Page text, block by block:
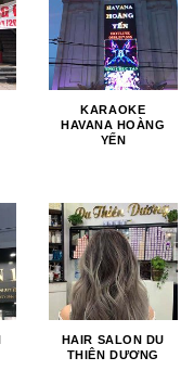
KARAOKE
HAVANA HOÀNG
YẾN
HAIR SALON DU
THIÊN DƯƠNG